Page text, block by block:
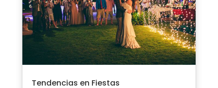
Tendencias en Fiestas